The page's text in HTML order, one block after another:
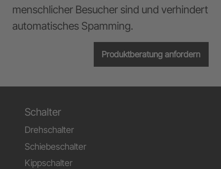
menschlicher Besucher sind und verhindert
automatisches Spamming.
Produktberatung anfordern
Schalter
Drehschalter
Schiebeschalter
Kippschalter